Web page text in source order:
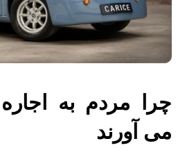
چرا مردم به
می آورند